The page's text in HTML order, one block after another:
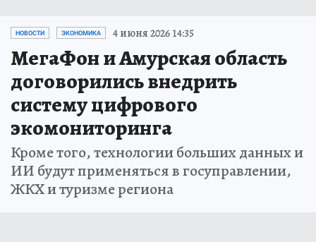
НОВОСТИ ЭКОНОМИКА 4 июня 2026 14:35
МегаФон и Амурская область
договорились внедрить
систему цифрового
экомониторинга
Кроме того, технологии больших данных и
ИИ будут применяться в госуправлении,
ЖКХ и туризме региона